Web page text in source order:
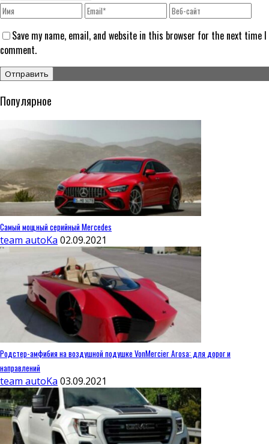
Save my name, email, and website in this browser for the next time I
comment.
Популярное
Самый мощный серийный Mercedes
team autoKa 02.09.2021
Родстер-амфибия на воздушной подушке VonMercier Arosa: для дорог и
направлений
team autoKa 03.09.2021